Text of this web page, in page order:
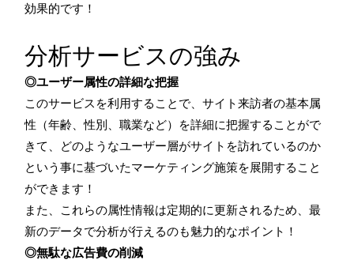
効果的です！
分析サービスの強み
◎ユーザー属性の詳細な把握
このサービスを利用することで、サイト来訪者の基本属
性（年齢、性別、職業など）を詳細に把握することがで
きて、どのようなユーザー層がサイトを訪れているのか
という事に基づいたマーケティング施策を展開すること
ができます！
また、これらの属性情報は定期的に更新されるため、最
新のデータで分析が行えるのも魅力的なポイント！
◎無駄な広告費の削減